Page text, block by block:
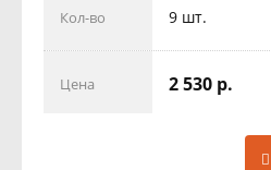
Кол-во 9 шт.
Цена 2 530 р.